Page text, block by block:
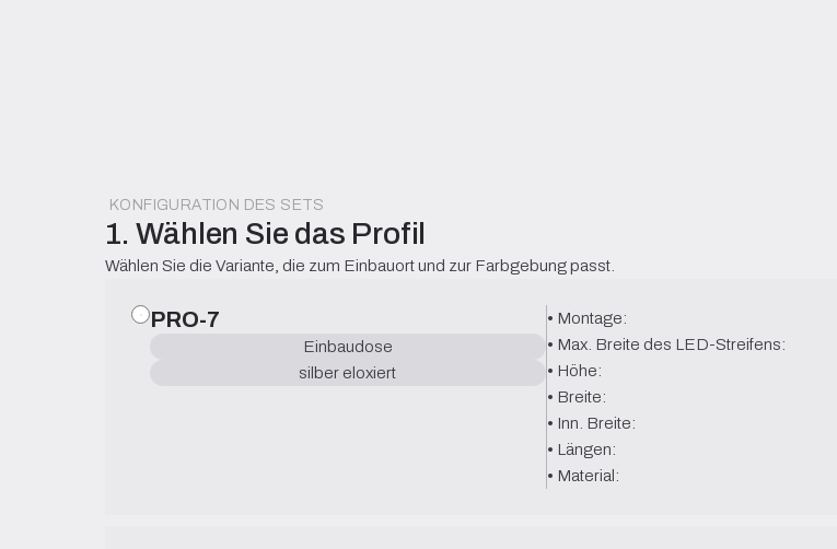
KONFIGURATION DES SETS
1. Wählen Sie das Profil
Wählen Sie die Variante, die zum Einbauort und zur Farbgebung passt.
PRO-7
Einbaudose
silber eloxiert
• Montage:
• Max. Breite des LED-Streifens:
• Höhe:
• Breite:
• Inn. Breite:
• Längen:
• Material: